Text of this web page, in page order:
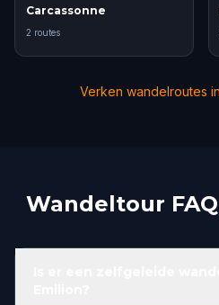
Carcassonne
2 routes
Verken wandelroutes
Wandeltour